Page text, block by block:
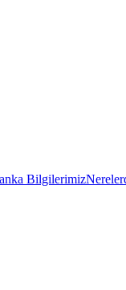
Bilgilerimiz